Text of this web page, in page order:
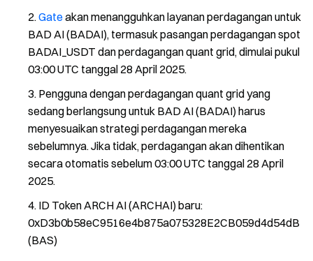
Gateakan menangguhkan layanan perdagangan untuk
BAD AI (BADAI), termasuk pasangan perdagangan spot
BADAI_USDT dan perdagangan quant grid, dimulai pukul
03:00 UTC tanggal 28 April 2025.
Pengguna dengan perdagangan quant grid yang
sedang berlangsung untuk BAD AI (BADAI) harus
menyesuaikan strategi perdagangan mereka
sebelumnya. Jika tidak, perdagangan akan dihentikan
secara otomatis sebelum 03:00 UTC tanggal 28 April
2025.
ID Token ARCH AI (ARCHAI) baru:
0xD3b0b58eC9516e4b875a075328E2CB059d4d54dB
(BAS)